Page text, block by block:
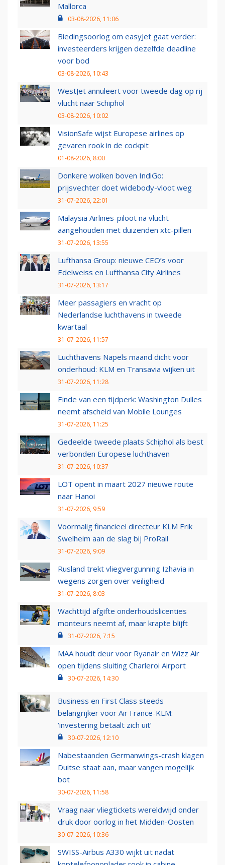
Mallorca
03-08-2026, 11:06
Biedingsoorlog om easyJet gaat verder:
investeerders krijgen dezelfde deadline
voor bod
03-08-2026, 10:43
WestJet annuleert voor tweede dag op rij
vlucht naar Schiphol
03-08-2026, 10:02
VisionSafe wijst Europese airlines op
gevaren rook in de cockpit
01-08-2026, 8:00
Donkere wolken boven IndiGo:
prijsvechter doet widebody-vloot weg
31-07-2026, 22:01
Malaysia Airlines-piloot na vlucht
aangehouden met duizenden xtc-pillen
31-07-2026, 13:55
Lufthansa Group: nieuwe CEO’s voor
Edelweiss en Lufthansa City Airlines
31-07-2026, 13:17
Meer passagiers en vracht op
Nederlandse luchthavens in tweede
kwartaal
31-07-2026, 11:57
Luchthavens Napels maand dicht voor
onderhoud: KLM en Transavia wijken uit
31-07-2026, 11:28
Einde van een tijdperk: Washington Dulles
neemt afscheid van Mobile Lounges
31-07-2026, 11:25
Gedeelde tweede plaats Schiphol als best
verbonden Europese luchthaven
31-07-2026, 10:37
LOT opent in maart 2027 nieuwe route
naar Hanoi
31-07-2026, 9:59
Voormalig financieel directeur KLM Erik
Swelheim aan de slag bij ProRail
31-07-2026, 9:09
Rusland trekt vliegvergunning Izhavia in
wegens zorgen over veiligheid
31-07-2026, 8:03
Wachttijd afgifte onderhoudslicenties
monteurs neemt af, maar krapte blijft
31-07-2026, 7:15
MAA houdt deur voor Ryanair en Wizz Air
open tijdens sluiting Charleroi Airport
30-07-2026, 14:30
Business en First Class steeds
belangrijker voor Air France-KLM:
‘investering betaalt zich uit’
30-07-2026, 12:10
Nabestaanden Germanwings-crash klagen
Duitse staat aan, maar vangen mogelijk
bot
30-07-2026, 11:58
Vraag naar vliegtickets wereldwijd onder
druk door oorlog in het Midden-Oosten
30-07-2026, 10:36
SWISS-Airbus A330 wijkt uit nadat